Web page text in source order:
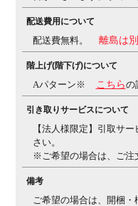
レー(淡)に変
は太ももを
っかりサポー
ポート・グリ
配送費用について
配送費無料。 離島は
階上げ(階下げ)について
Aパターン※ こちらの
引き取りサービスについて
【法人様限定】引取サ
さい。
※ご希望の場合は、ご注
備考
ご希望の場合は、開梱・